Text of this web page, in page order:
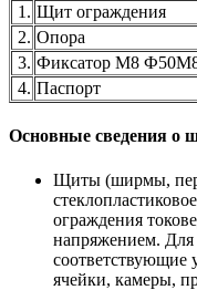
1. Щит ограждения
2. Опора
3. Фиксатор М8
4. Паспорт
Основные сведения о
Щиты (ширмы,
ограждения
напряжением. Для
соответствующие
ячейки, камеры,